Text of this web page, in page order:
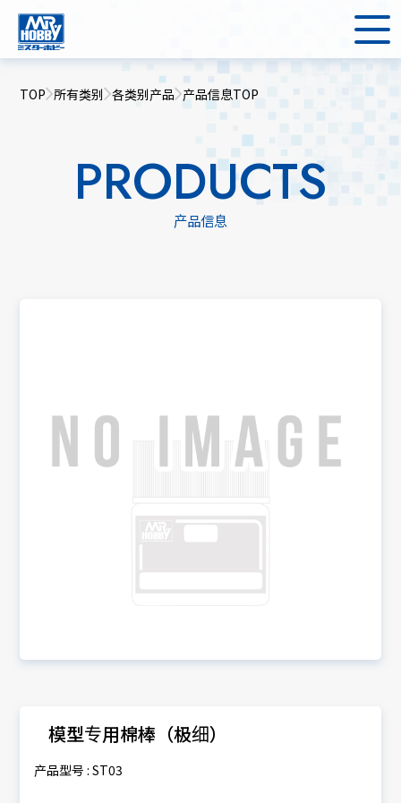
TOP 所有类别 各类别产品 产品信息TOP
PRODUCTS
产品信息
模型专用棉棒（极细）
产品型号 : ST03